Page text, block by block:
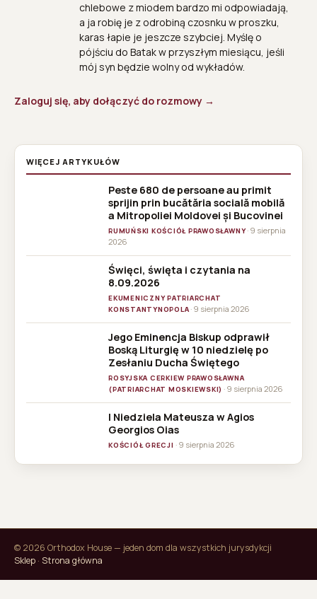
chlebowe z miodem bardzo mi odpowiadają,
a ja robię je z odrobiną czosnku w proszku,
karas łapie je jeszcze szybciej. Myślę o
pójściu do Batak w przyszłym miesiącu, jeśli
mój syn będzie wolny od wykładów.
Zaloguj się, aby dołączyć do rozmowy →
WIĘCEJ ARTYKUŁÓW
Peste 680 de persoane au primit
sprijin prin bucătăria socială mobilă
a Mitropoliei Moldovei și Bucovinei
RUMUŃSKI KOŚCIÓŁ PRAWOSŁAWNY· 9 sierpnia
2026
Święci, święta i czytania na
8.09.2026
EKUMENICZNY PATRIARCHAT
KONSTANTYNOPOLA · 9 sierpnia 2026
Jego Eminencja Biskup odprawił
Boską Liturgię w 10 niedzielę po
Zesłaniu Ducha Świętego
ROSYJSKA CERKIEW PRAWOSŁAWNA
(PATRIARCHAT MOSKIEWSKI) · 9 sierpnia 2026
I Niedziela Mateusza w Agios
Georgios Oias
KOŚCIÓŁ GRECJI · 9 sierpnia 2026
© 2026 Orthodox House — jeden dom dla wszystkich jurysdykcji
Sklep · Strona główna